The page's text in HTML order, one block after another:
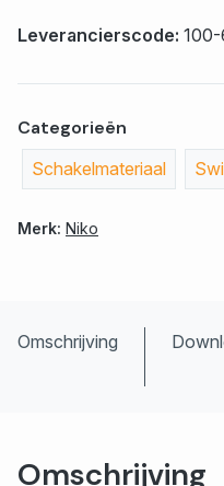
Leverancierscode: 100-
Categorieën
Schakelmateriaal
Merk: Niko
Omschrijving
Omschrijving